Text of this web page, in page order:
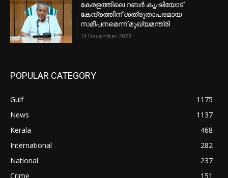
കേരളത്തിലെ റബർ കൃഷിയോട്
കേന്ദ്രത്തിന് ശത്രുതാപരമായ
സമീപനമെന്ന് മുഖ്യമന്ത്രി
14 December 2023
POPULAR CATEGORY
Gulf
1175
News
1137
Kerala
468
International
282
National
237
Crime
151